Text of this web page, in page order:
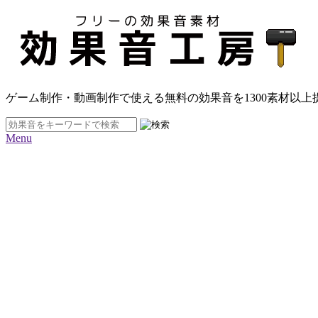
ゲーム制作・動画制作で使える無料の効果音を1300素材以上
Menu